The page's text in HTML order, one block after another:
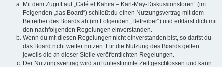
Mit dem Zugriff auf „Café el Kahira – Karl-May-Diskussionsforen“ (im
Folgenden „das Board“) schließt du einen Nutzungsvertrag mit dem
Betreiber des Boards ab (im Folgenden „Betreiber“) und erklärst dich mit
den nachfolgenden Regelungen einverstanden.
Wenn du mit diesen Regelungen nicht einverstanden bist, so darfst du
das Board nicht weiter nutzen. Für die Nutzung des Boards gelten
jeweils die an dieser Stelle veröffentlichten Regelungen.
Der Nutzungsvertrag wird auf unbestimmte Zeit geschlossen und kann